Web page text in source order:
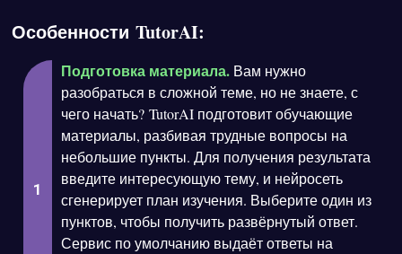
Особенности TutorAI:
Подготовка материала. Вам нужно
разобраться в сложной теме, но не знаете, с
чего начать? TutorAI подготовит обучающие
материалы, разбивая трудные вопросы на
небольшие пункты. Для получения результата
введите интересующую тему, и нейросеть
сгенерирует план изучения. Выберите один из
пунктов, чтобы получить развёрнутый ответ.
Сервис по умолчанию выдаёт ответы на